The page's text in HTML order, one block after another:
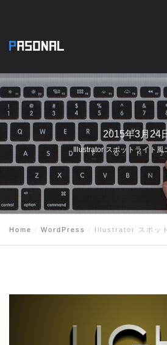
2015年3月24
Illustrator スポットライト風
Home WordPress Illustrator スポッ